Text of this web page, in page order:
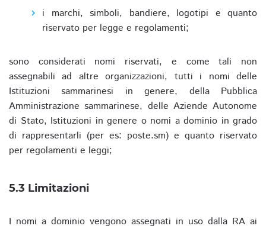
i marchi, simboli, bandiere, logotipi e quanto
riservato per legge e regolamenti;
sono considerati nomi riservati, e come tali non
assegnabili ad altre organizzazioni, tutti i nomi delle
Istituzioni sammarinesi in genere, della Pubblica
Amministrazione sammarinese, delle Aziende Autonome
di Stato, Istituzioni in genere o nomi a dominio in grado
di rappresentarli (per es: poste.sm) e quanto riservato
per regolamenti e leggi;
5.3 Limitazioni
I nomi a dominio vengono assegnati in uso dalla RA ai